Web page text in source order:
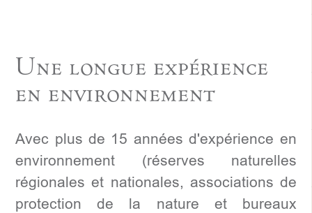
Une longue expérience
en environnement
Avec plus de 15 années d'expérience en
environnement (réserves naturelles
régionales et nationales, associations de
protection de la nature et bureaux